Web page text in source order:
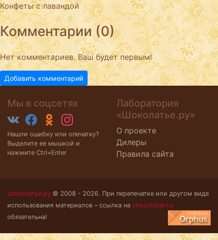
Конфеты с лавандой
Комментарии (0)
Нет комментариев. Ваш будет первым!
Добавить комментарий
Мы в соцсетях
Нашли ошибку или опечатку?
Выделите ее мышкой и
нажмите Ctrl+Enter
Лаборатория
«Шоколатье.ру»
О проекте
Дилеры
Правила сайта
Шоколатье.ру © 2008 - 2026. При перепечатке или другом виде
использования материалов – ссылка на chocolatier.ru
обязательна!